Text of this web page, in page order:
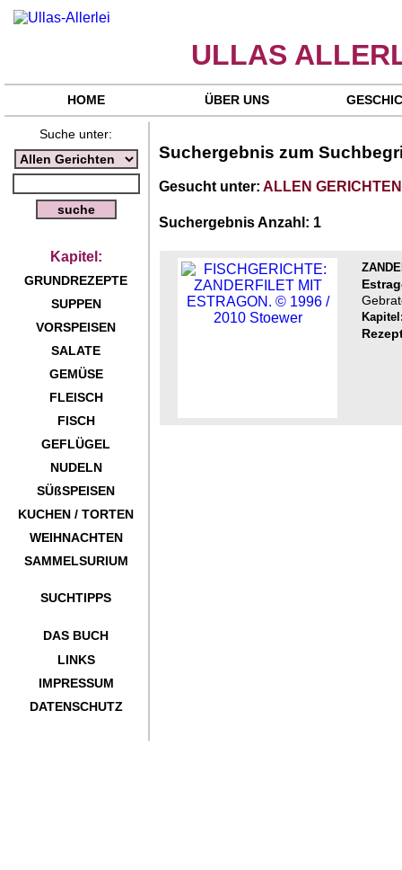
ULLAS
HOME ÜBER UNS
Suche unter:
Kapitel:
GRUNDREZEPTE
SUPPEN
VORSPEISEN
SALATE
GEMÜSE
FLEISCH
FISCH
GEFLÜGEL
NUDELN
SÜßSPEISEN
KUCHEN / TORTEN
WEIHNACHTEN
SAMMELSURIUM
SUCHTIPPS
DAS BUCH
LINKS
IMPRESSUM
DATENSCHUTZ
Suchergebnis zum
Gesucht unter:ALLEN GERICHTEN
Suchergebnis Anzahl: 1